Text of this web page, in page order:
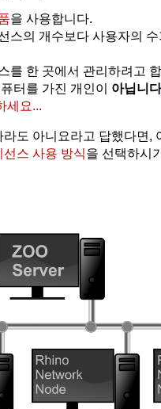
을 사용합니다.
스의 개수보다 사용자의 수
를 한 곳에서 관리하려고
터를 가진 개인이 아닙니다
세요...
도 아니요라고 답했다면,
선스 사용 방식을 선택하시